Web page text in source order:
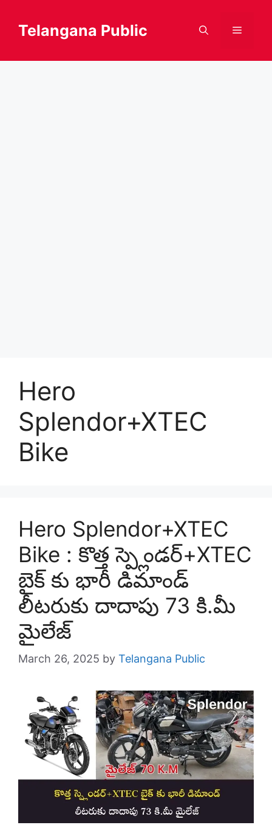
content
Telangana Public Menu
Hero
Splendor+XTEC
Bike
Hero Splendor+XTEC
Bike : కొత్త స్ప్లెండర్+XTEC
బైక్ కు భారీ డిమాండ్
లీటరుకు దాదాపు 73 కి.మీ
మైలేజ్
March 26, 2025 by Telangana Public